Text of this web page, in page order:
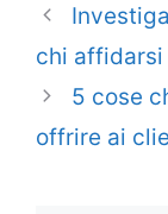
chi affidarsi
5 cose
offrire ai